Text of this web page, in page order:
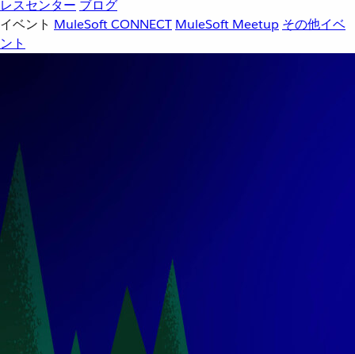
レスセンター ブログ
イベント MuleSoft CONNECT MuleSoft Meetup その他イベ
ント